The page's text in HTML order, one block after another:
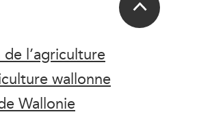
l’agriculture
wallonne
Wallonie